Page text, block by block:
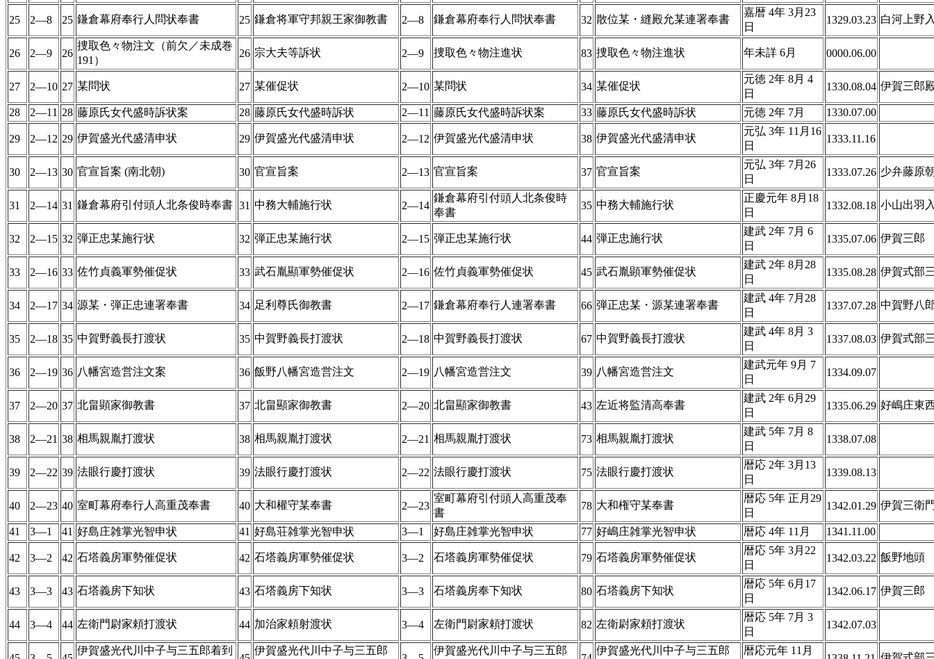
25 2―8 25 鎌倉幕府奉行人問状奉書 25 鎌倉将軍守邦親王家御教書 2―8 鎌倉幕府奉行人問状奉書 32 散位某・縫殿允某連署奉書
嘉暦 4年 3月23
日
1329.03.23 白河上野
26 2―9 26
捜取色々物注文（前欠／未成巻
191）
26 宗大夫等訴状 2―9 捜取色々物注進状 83 捜取色々物注進状 年未詳 6月 0000.06.00
27 2―10 27 某問状 27 某催促状 2―10 某問状 34 某催促状
元徳 2年 8月 4
日
1330.08.04 伊賀三郎
28 2―11 28 藤原氏女代盛時訴状案 28 藤原氏女代盛時訴状 2―11 藤原氏女代盛時訴状案 33 藤原氏女代盛時訴状 元徳 2年 7月 1330.07.00
29 2―12 29 伊賀盛光代盛清申状 29 伊賀盛光代盛清申状 2―12 伊賀盛光代盛清申状 38 伊賀盛光代盛清申状
元弘 3年 11月16
日
1333.11.16
30 2―13 30 官宣旨案 (南北朝) 30 官宣旨案 2―13 官宣旨案 37 官宣旨案
元弘 3年 7月26
日
1333.07.26 少弁藤原
31 2―14 31 鎌倉幕府引付頭人北条俊時奉書 31 中務大輔施行状 2―14
鎌倉幕府引付頭人北条俊時
奉書
35 中務大輔施行状
正慶元年 8月18
日
1332.08.18 小山出羽
32 2―15 32 弾正忠某施行状 32 弾正忠某施行状 2―15 弾正忠某施行状 44 弾正忠施行状
建武 2年 7月 6
日
1335.07.06 伊賀三郎
33 2―16 33 佐竹貞義軍勢催促状 33 武石胤顯軍勢催促状 2―16 佐竹貞義軍勢催促状 45 武石胤顕軍勢催促状
建武 2年 8月28
日
1335.08.28 伊賀式部
34 2―17 34 源某・弾正忠連署奉書 34 足利尊氏御教書 2―17 鎌倉幕府奉行人連署奉書 66 弾正忠某・源某連署奉書
建武 4年 7月28
日
1337.07.28 中賀野八
35 2―18 35 中賀野義長打渡状 35 中賀野義長打渡状 2―18 中賀野義長打渡状 67 中賀野義長打渡状
建武 4年 8月 3
日
1337.08.03 伊賀式部
36 2―19 36 八幡宮造営注文案 36 飯野八幡宮造営注文 2―19 八幡宮造営注文 39 八幡宮造営注文
建武元年 9月 7
日
1334.09.07
37 2―20 37 北畠顕家御教書 37 北畠顯家御教書 2―20 北畠顯家御教書 43 左近将監清高奉書
建武 2年 6月29
日
1335.06.29 好嶋庄東
38 2―21 38 相馬親胤打渡状 38 相馬親胤打渡状 2―21 相馬親胤打渡状 73 相馬親胤打渡状
建武 5年 7月 8
日
1338.07.08
39 2―22 39 法眼行慶打渡状 39 法眼行慶打渡状 2―22 法眼行慶打渡状 75 法眼行慶打渡状
暦応 2年 3月13
日
1339.08.13
40 2―23 40 室町幕府奉行人高重茂奉書 40 大和權守某奉書 2―23
室町幕府引付頭人高重茂奉
書
78 大和権守某奉書
暦応 5年 正月29
日
1342.01.29 伊賀三衛
41 3―1 41 好島庄雑掌光智申状 41 好島荘雑掌光智申状 3―1 好島庄雑掌光智申状 77 好嶋庄雑掌光智申状 暦応 4年 11月 1341.11.00
42 3―2 42 石塔義房軍勢催促状 42 石塔義房軍勢催促状 3―2 石塔義房軍勢催促状 79 石塔義房軍勢催促状
暦応 5年 3月22
日
1342.03.22 飯野地頭
43 3―3 43 石塔義房下知状 43 石塔義房下知状 3―3 石塔義房奉下知状 80 石塔義房下知状
暦応 5年 6月17
日
1342.06.17 伊賀三郎
44 3―4 44 左衛門尉家頼打渡状 44 加治家頼射渡状 3―4 左衛門尉家頼打渡状 82 左衛尉家頼打渡状
暦応 5年 7月 3
日
1342.07.03
伊賀盛光代川中子与三五郎着到 伊賀盛光代川中子与三五郎 伊賀盛光代川中子与三五郎 伊賀盛光代川中子与三五郎 暦応元年 11月